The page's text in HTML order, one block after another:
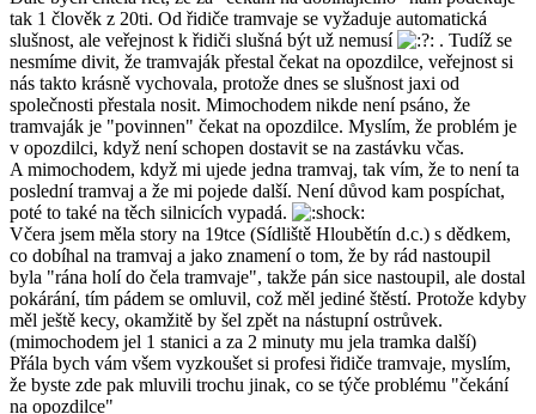
tak 1 člověk z 20ti. Od řidiče tramvaje se vyžaduje automatická
slušnost, ale veřejnost k řidiči slušná být už nemusí
. Tudíž se
nesmíme divit, že tramvaják přestal čekat na opozdilce, veřejnost si
nás takto krásně vychovala, protože dnes se slušnost jaxi od
společnosti přestala nosit. Mimochodem nikde není psáno, že
tramvaják je "povinnen" čekat na opozdilce. Myslím, že problém je
v opozdilci, když není schopen dostavit se na zastávku včas.
A mimochodem, když mi ujede jedna tramvaj, tak vím, že to není ta
poslední tramvaj a že mi pojede další. Není důvod kam pospíchat,
poté to také na těch silnicích vypadá.
Včera jsem měla story na 19tce (Sídliště Hloubětín d.c.) s dědkem,
co dobíhal na tramvaj a jako znamení o tom, že by rád nastoupil
byla "rána holí do čela tramvaje", takže pán sice nastoupil, ale dostal
pokárání, tím pádem se omluvil, což měl jediné štěstí. Protože kdyby
měl ještě kecy, okamžitě by šel zpět na nástupní ostrůvek.
(mimochodem jel 1 stanici a za 2 minuty mu jela tramka další)
Přála bych vám všem vyzkoušet si profesi řidiče tramvaje, myslím,
že byste zde pak mluvili trochu jinak, co se týče problému "čekání
na opozdilce"